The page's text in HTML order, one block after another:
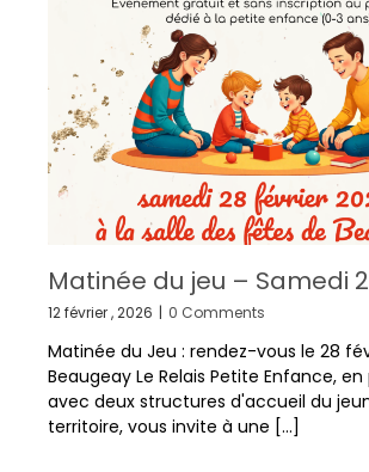
Matinée du jeu – Samedi
12 février , 2026 | 0 Comments
Matinée du Jeu : rendez-vous le 28
Beaugeay Le Relais Petite Enfance,
avec deux structures d'accueil du
territoire, vous invite à une [...]